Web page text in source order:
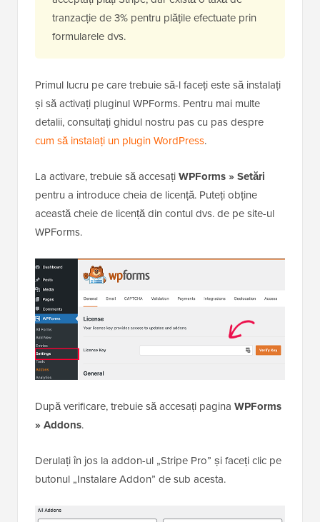
tranzacție de 3% pentru plățile efectuate prin
formularele dvs.
Primul lucru pe care trebuie să-l faceți este să instalați
și să activați pluginul WPForms. Pentru mai multe
detalii, consultați ghidul nostru pas cu pas despre
cum să instalați un plugin WordPress.
La activare, trebuie să accesațiWPForms » Setări
pentru a introduce cheia de licență. Puteți obține
această cheie de licență din contul dvs. de pe site-ul
WPForms.
După verificare, trebuie să accesați pagina WPForms
» Addons.
Derulați în jos la addon-ul „Stripe Pro” și faceți clic pe
butonul „Instalare Addon” de sub acesta.